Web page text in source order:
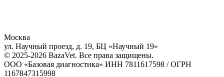
Москва
ул. Научный проезд, д. 19, БЦ «Научный 19»
© 2025-2026 BazaVet. Все права защищены.
ООО «Базовая диагностика» ИНН 7811617598 / ОГРН
1167847315998